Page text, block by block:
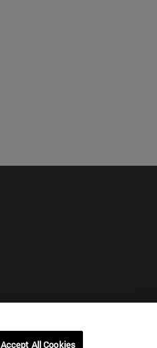
Accept All Cookies